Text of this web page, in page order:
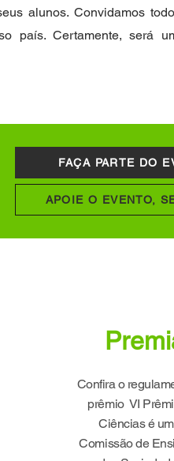
alunos. Convidamos
país. Certamente, será
FAÇA PARTE DO
APOIE O EVENTO,
Confira o
prêmio VI
Ciências é
Comissão de